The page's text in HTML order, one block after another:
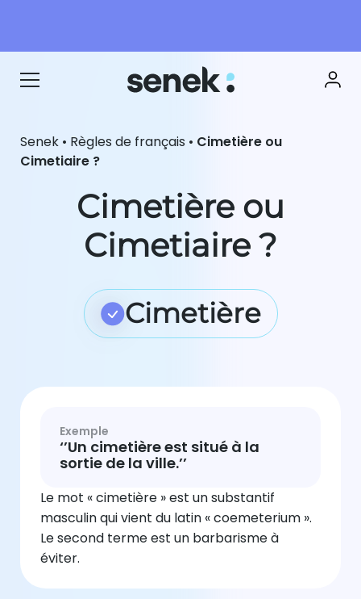
Senek • Règles de français • Cimetière ou
Cimetiaire ?
Cimetière ou
Cimetiaire ?
Cimetière
Exemple
‘’Un cimetière est situé à la
sortie de la ville.’’
Le mot « cimetière » est un substantif
masculin qui vient du latin « coemeterium ».
Le second terme est un barbarisme à
éviter.